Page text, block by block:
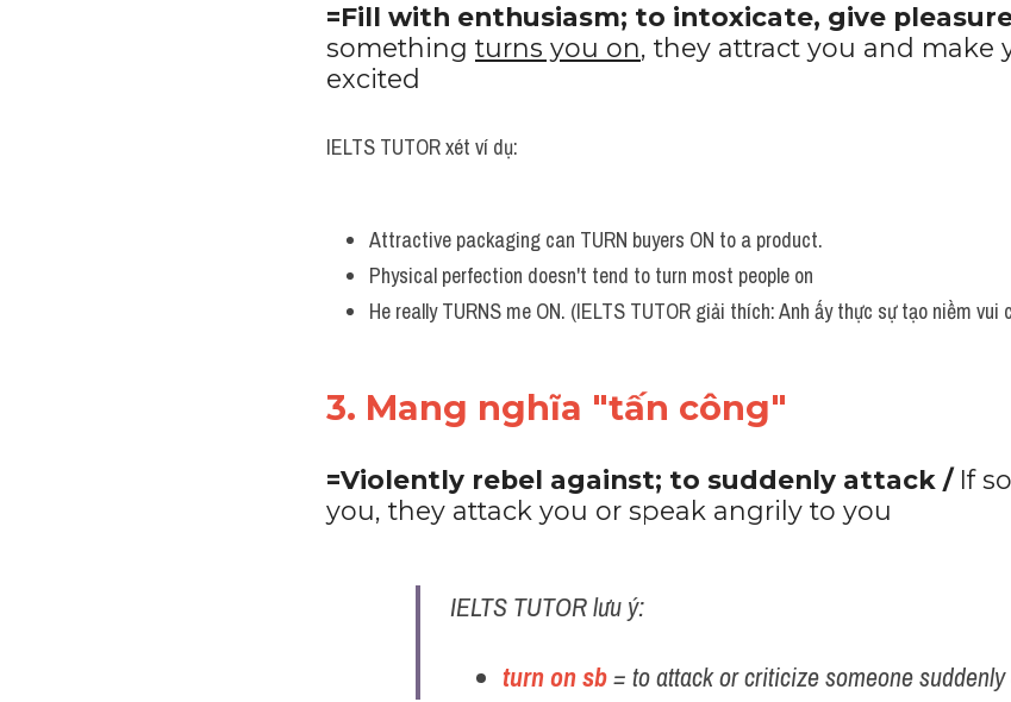
=Fill with enthusiasm; to intoxicate, give
something turns you on, they attract you and make
excited
IELTS TUTOR xét ví dụ:
Attractive packaging can TURN buyers ON to a product.
Physical perfection doesn't tend to turn most people on
He really TURNS me ON. (IELTS TUTOR giải thích: Anh ấy thực sự tạo niềm
3. Mang nghĩa "tấn công"
=Violently rebel against; to suddenly attack / If
you, they attack you or speak angrily to you
IELTS TUTOR lưu ý:
turn on sb = to attack or criticize someone